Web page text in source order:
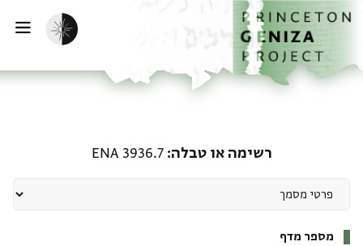
לתוכןהבית
הפעלת מצב כהה
רשימה או טבלה ENA 3936.7
מספר מדף